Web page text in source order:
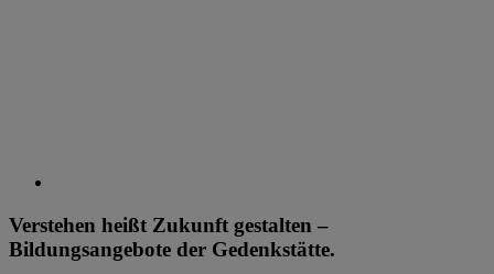
Verstehen heißt Zukunft gestalten –
Bildungsangebote der Gedenkstätte.